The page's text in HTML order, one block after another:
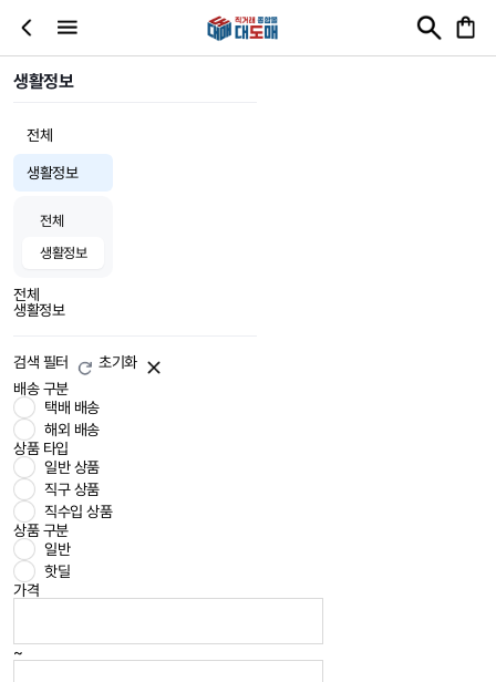
생활정보
전체
생활정보
전체
생활정보
전체
생활정보
검색 필터
초기화
배송 구분
택배 배송
해외 배송
상품 타입
일반 상품
직구 상품
직수입 상품
상품 구분
일반
핫딜
가격
~